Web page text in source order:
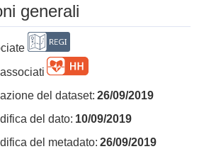
generali
del dataset: 26/09/2019
del dato: 10/09/2019
del metadato: 26/09/2019